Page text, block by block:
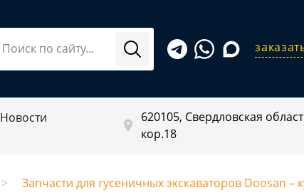
Новости
620105, Свердловская
кор.18
Запчасти для гусеничных экскаваторов Doosan –